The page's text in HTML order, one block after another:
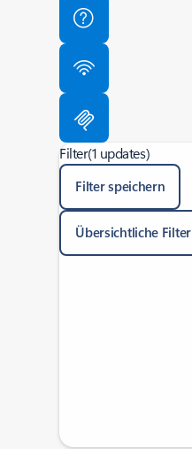
Filter(1 updates)
Filter speichern
Übersichtliche Filter